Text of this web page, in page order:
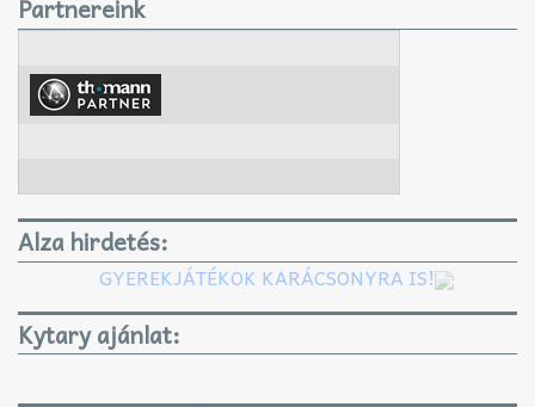
Partnereink
Alza hirdetés:
GYEREKJÁTÉKOK KARÁCSONYRA IS!
Kytary ajánlat: